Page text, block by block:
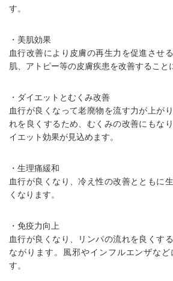
す。
・美肌効果
血行改善により皮膚の再生力を促進させ
肌、アトピー等の皮膚疾患を改善すること
・ダイエットとむくみ改善
血行が良くなって老廃物を流す力が上が
れを良くするため、むくみの改善にもな
イエット効果が見込めます。
・生理痛緩和
血行が良くなり、冷え性の改善とともに
くなります。
・免疫力向上
血行が良くなり、リンパの流れを良くす
ながります。風邪やインフルエンザな
す。